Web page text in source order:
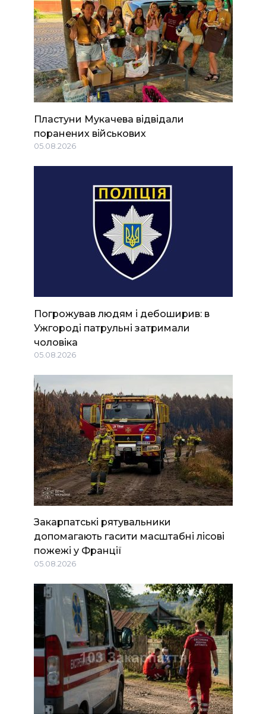
Пластуни Мукачева відвідали
поранених військових
05.08.2026
Погрожував людям і дебоширив: в
Ужгороді патрульні затримали
чоловіка
05.08.2026
Закарпатські рятувальники
допомагають гасити масштабні лісові
пожежі у Франції
05.08.2026